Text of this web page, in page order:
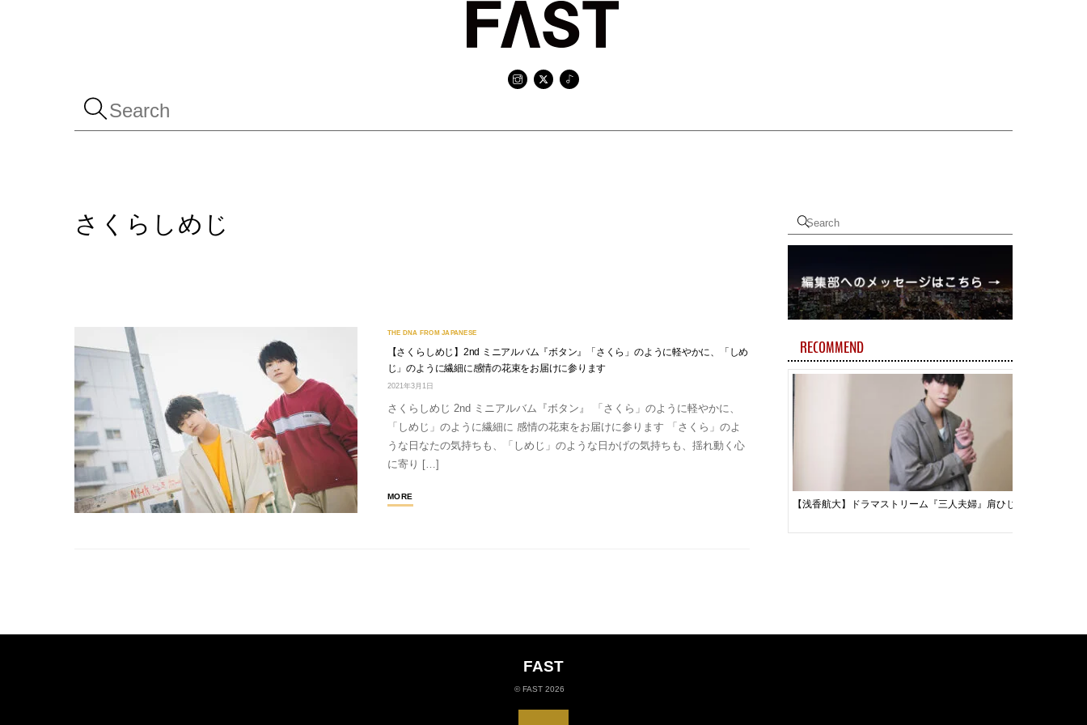
さくらしめじ
THE DNA FROM JAPANESE
【さくらしめじ】2nd ミニアルバム『ボタン』「さくら」のように軽やかに、「しめ
じ」のように繊細に感情の花束をお届けに参ります
2021年3月1日
さくらしめじ 2nd ミニアルバム『ボタン』 「さくら」のように軽やかに、
「しめじ」のように繊細に 感情の花束をお届けに参ります 「さくら」のよ
うな日なたの気持ちも、「しめじ」のような日かげの気持ちも、揺れ動く心
に寄り […]
MORE
RECOMMEND
【浅香航大】ドラマストリーム『三人夫婦』肩ひじを張らずに柔
FAST
©FAST 2026